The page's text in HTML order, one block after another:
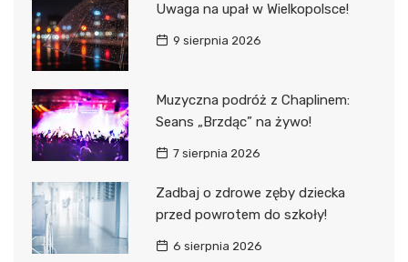
Uwaga na upał w Wielkopolsce!
9 sierpnia 2026
Muzyczna podróż z Chaplinem:
Seans „Brzdąc” na żywo!
7 sierpnia 2026
Zadbaj o zdrowe zęby dziecka
przed powrotem do szkoły!
6 sierpnia 2026